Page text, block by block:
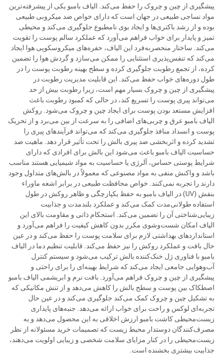
پیشگیری از چین و چروک را حفظ می‌کند. الیاف بامبو یکی از پیشرفته‌ترین
مواد نساجی طبیعی در جهان است که دارای خواص ضد میکروبی طبیعی
بوده و از رشد باکتری‌ها و ایجاد بوی نامطبوع جلوگیری می‌کند و محیطی
تمیز و پایدار برای خواب فراهم می‌آورد که عملکرد سالم پوست را تقویت
می‌کند. ساختار منحصربه‌فرد این الیاف، حفره‌های میکروسکوپی هوا ایجاد
می‌کند که تنفس‌پذیری استثنایی را ممکن می‌سازد و گردش هوا را تضمین
کرده، از تجمع رطوبت جلوگیری کرده و سطح بهینه رطوبت پوست را در
طول دوره‌های خواب حفظ می‌کند. این قابلیت مدیریت رطوبت در
پیشگیری از چین و چروک بسیار مهم است، زیرا رطوبت بیش از حد
می‌تواند پیری پوست را تسریع کند، در حالی که کمبود رطوبت باعث
افزایش مستعد بودن پوست برای ایجاد چین و چروک می‌شود. روکش
الیاف بامبو عرق و چربی‌های اضافی را به سرعت از بین می‌برد و از تحریک
پوست و انسداد منافذ جلوگیری می‌کند که می‌تواند فرآیندهای پیری را
تشدید کرده و اثربخشی ضد پیری بالش را تحت تأثیر قرار دهد. ماهیت ضد
حساسیت الیاف بامبو باعث می‌شود این بالش برای افرادی که دارای
شرایط پوستی حساس، آلرژی یا حساسیت به مواد شیمیایی هستند مناسب
باشد و واکنش منفی به مواد مصنوعی که معمولاً در بالش‌های متداول وجود
دارند را تجربه نمی‌کنند. خواص محافظت طبیعی در برابر اشعه ماوراء
بنفش (UV) در الیاف بامبو به حفظ یکپارچگی و ظاهر روکش در طول
استفاده طولانی‌مدت کمک می‌کند و عملکرد بلندمدت و جذابیت
زیبایی‌شناختی آن را تضمین می‌کند. استحکام ذاتی و مقاومت بالای این
الیاف امکان شست‌وشوی مکرر بدون کاهش کیفیت را فراهم می‌آورد و
استانداردهای بهداشتی لازم برای سلامت پوست را حفظ می‌کند و در عین
حال بافت و عملکرد روکش را نیز حفظ می‌کند. قابلیت تنظیم دما در الیاف
بامبو با فناوری ژل خنک‌کننده بالش ترکیب می‌شود و سیستم کنترل
آب‌وهوایی جامعی ایجاد می‌کند که شرایط بهینه‌ای را برای راحتی و
پیشگیری از چین و چروک فراهم می‌آورد. بافت نرم و ابریشمی الیاف بامبو
اصطکاک بین پوست و سطح بالش را کاهش می‌دهد و از تنش مکانیکی که
به تشکیل چین و چروک کمک می‌کند جلوگیری می‌کند و در عین حال
تجربه‌ای لوکس و راحت برای خواب ارائه می‌دهد. جنبه‌های پایداری
زیست‌محیطی کاشت بامبو ارزش اخلاقی به این محصول می‌دهد و به
مصرف‌کنندگان دوستدار محیط زیست که تصمیمات خرید مسئولانه از نظر
زیست‌محیطی را در کنار مزایای سلامت شخصی و زیبایی اولویت می‌دهند،
جذابیت بیشتری بخشنده است.